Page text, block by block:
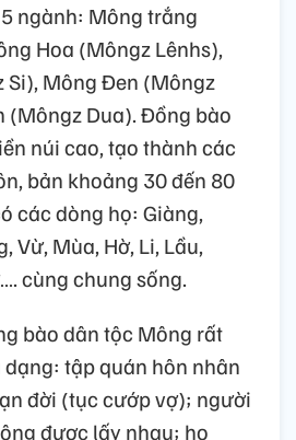
ngành: Mông trắng
Hoa (Môngz Lênhs),
Si), Mông Đen (Môngz
(Môngz Dua). Đồng bào
núi cao, tạo thành các
bản khoảng 30 đến 80
các dòng họ: Giàng,
Vừ, Mùa, Hờ, Li, Lầu,
cùng chung sống.
bào dân tộc Mông rất
tập quán hôn nhân
đời (tục cướp vợ); người
được lấy nhau; họ